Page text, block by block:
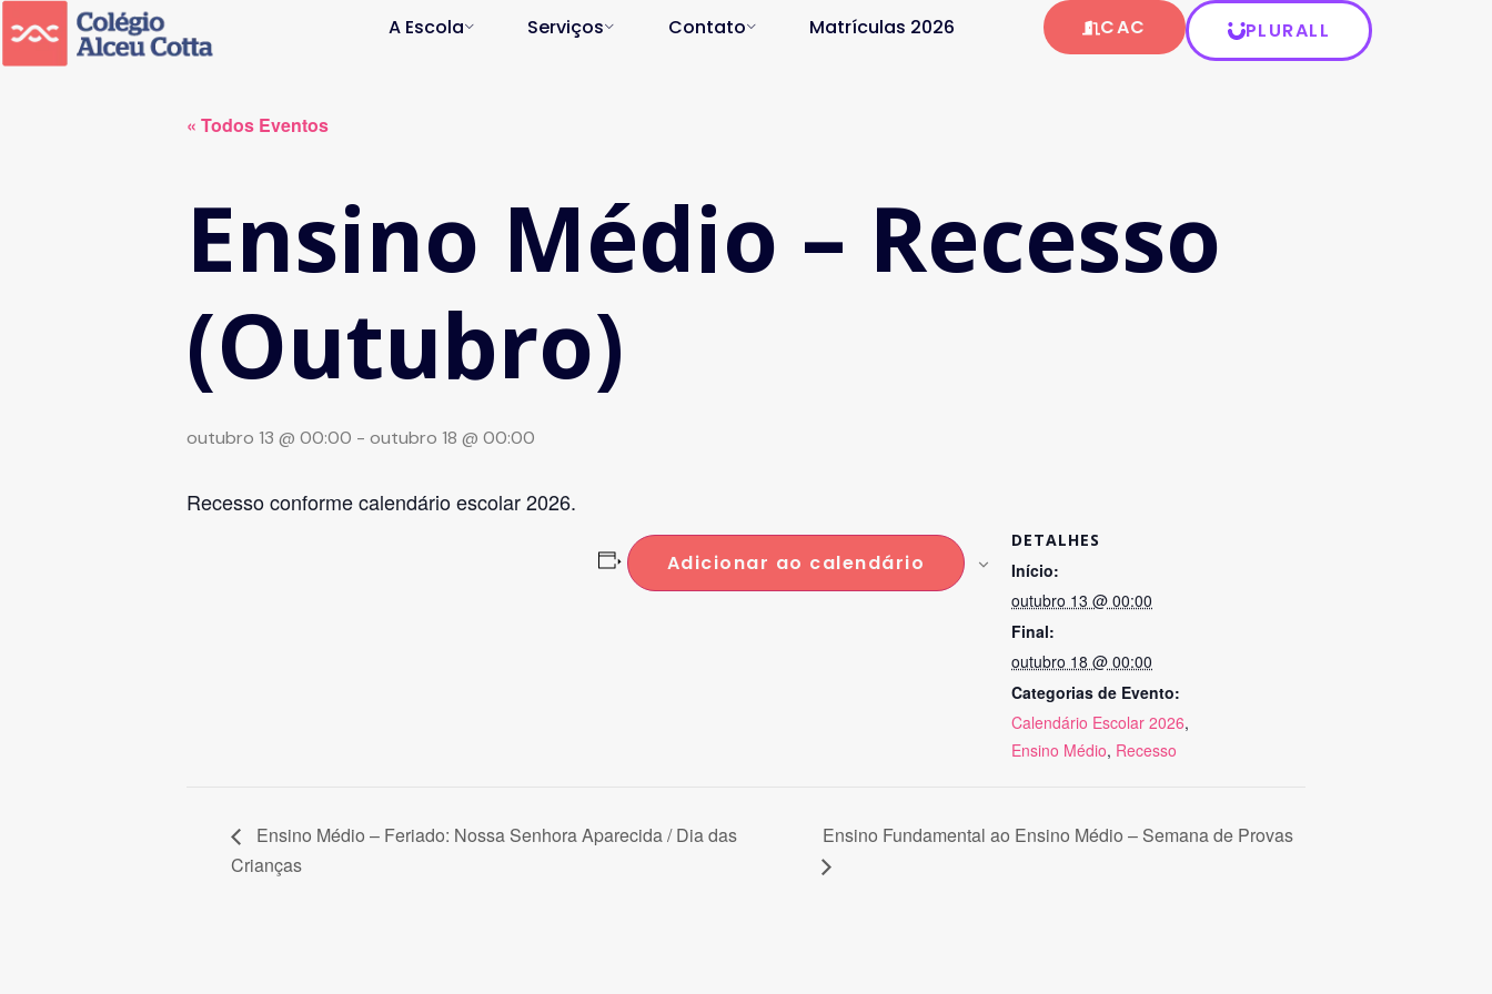
A Escola Serviços Contato Matrículas 2026 CAC PLURALL
« Todos Eventos
Ensino Médio – Recesso
(Outubro)
outubro 13 @ 00:00 - outubro 18 @ 00:00
Recesso conforme calendário escolar 2026.
Adicionar ao calendário
DETALHES
Início:
outubro 13 @ 00:00
Final:
outubro 18 @ 00:00
Categorias de Evento:
Calendário Escolar 2026,
Ensino Médio, Recesso
Ensino Médio – Feriado: Nossa Senhora Aparecida / Dia das
Crianças
Ensino Fundamental ao Ensino Médio – Semana de Provas